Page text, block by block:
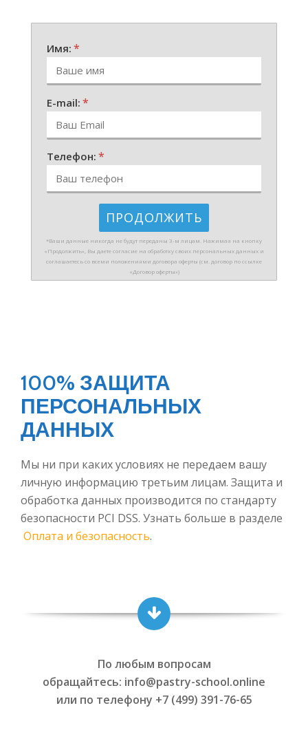
Имя: *
E-mail: *
Телефон: *
*Ваши данные никогда не будут переданы 3-м лицам. Нажимая на кнопку
«Продолжить», Вы даете согласие на обработку своих персональных данных и
соглашаетесь со всеми положениями договора оферты (см. договор по ссылке
«Договор оферты»)
100% ЗАЩИТА
ПЕРСОНАЛЬНЫХ
ДАННЫХ
Мы ни при каких условиях не передаем вашу
личную информацию третьим лицам. Защита и
обработка данных производится по стандарту
безопасности PCI DSS. Узнать больше в разделе
Оплата и безопасность.
По любым вопросам
обращайтесь: info@pastry-school.online
или по телефону +7 (499) 391-76-65